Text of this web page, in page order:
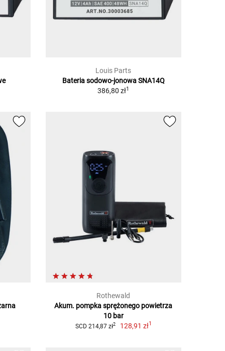
Louis Parts
Bateria sodowo-jonowa SNA14Q
386,80 zł1
Rothewald
Akum. pompka sprężonego powietrza
10 bar
SCD 214,87 zł2 128,91 zł1